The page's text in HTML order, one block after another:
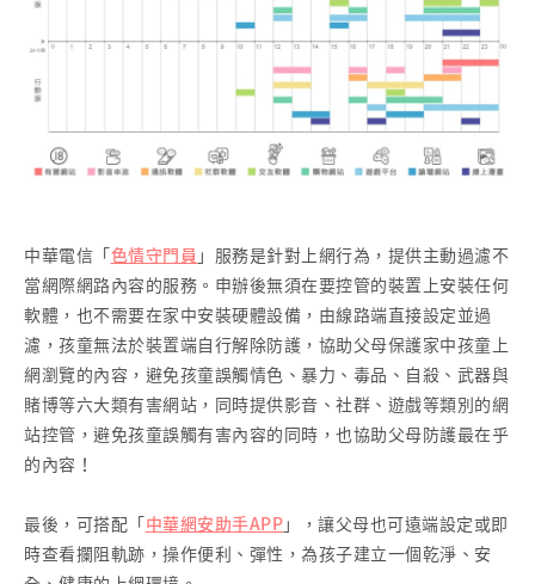
中華電信「色情守門員 」服務是針對上網行為，提供主動過濾不
當網際網路內容的服務。申辦後無須在要控管的裝置上安裝任何
軟體，也不需要在家中安裝硬體設備，由線路端直接設定並過
濾，孩童無法於裝置端自行解除防護，協助父母保護家中孩童上
網瀏覽的內容，避免孩童誤觸情色、暴力、毒品、自殺、武器與
賭博等六大類有害網站，同時提供影音、社群、遊戲等類別的網
站控管，避免孩童誤觸有害內容的同時，也協助父母防護最在乎
的內容！
最後，可搭配「中華網安助手APP」，讓父母也可遠端設定或即
時查看攔阻軌跡，操作便利、彈性，為孩子建立一個乾淨、安